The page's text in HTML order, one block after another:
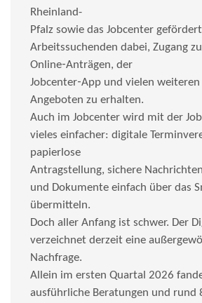
Rheinland-
Pfalz sowie das Jobcenter
Arbeitssuchenden dabei, Zugang zu
Online‑Anträgen, der
Jobcenter‑App und vielen
Angeboten zu erhalten.
Auch im Jobcenter wird mit der
vieles einfacher: digitale
papierlose
Antragstellung, sichere
und Dokumente einfach über das
übermitteln.
Doch aller Anfang ist schwer. Der
verzeichnet derzeit eine
Nachfrage.
Allein im ersten Quartal 2026
ausführliche Beratungen und rund